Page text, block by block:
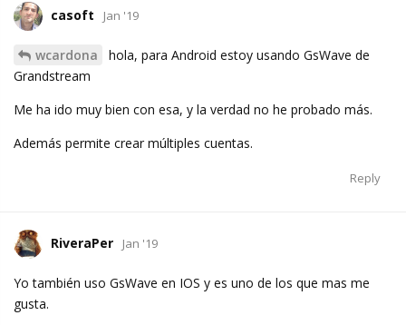
casoft Jan '19
wcardona
hola, para Android estoy usando GsWave de
Grandstream
Me ha ido muy bien con esa, y la verdad no he probado más.
Además permite crear múltiples cuentas.
Reply
RiveraPer Jan '19
Yo también uso GsWave en IOS y es uno de los que mas me
gusta.